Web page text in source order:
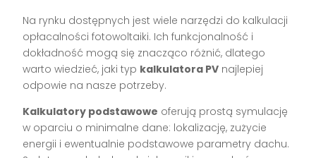
Na rynku dostępnych jest wiele narzędzi do kalkulacji
opłacalności fotowoltaiki. Ich funkcjonalność i
dokładność mogą się znacząco różnić, dlatego
warto wiedzieć, jaki typ kalkulatora PV najlepiej
odpowie na nasze potrzeby.
Kalkulatory podstawowe oferują prostą symulację
w oparciu o minimalne dane: lokalizację, zużycie
energii i ewentualnie podstawowe parametry dachu.